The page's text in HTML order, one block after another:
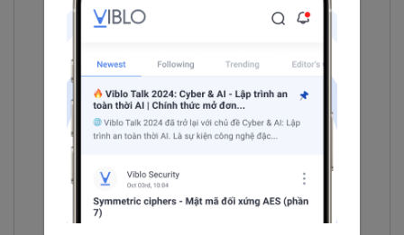
định được của nó.THỰC ra mình
theo document của heroku và gg
mãi mà bị lỗi error code,nên
dùng thằng host này,mà có điều
python 3.7.10 sao nó báo 3.9